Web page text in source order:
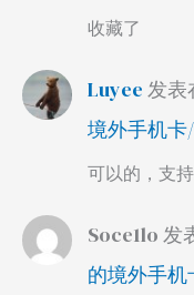
收藏了
Luyee 发表
境外手机卡
可以的，支
Soce1lo 发
的境外手机